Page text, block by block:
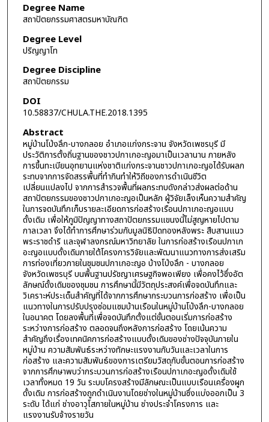
Degree Name
สถาปัตยกรรมศาสตรมหาบัณฑิต
Degree Level
ปริญญาโท
Degree Discipline
สถาปัตยกรรม
DOI
10.58837/CHULA.THE.2018.1395
Abstract
หมู่บ้านโป่งลึก-บางกลอย อำเภอแก่งกระจาน จังหวัดเพชรบุรี มี
ประวัติการตั้งถิ่นฐานของชาวปกาเกอะญอมาเป็นเวลานาน ภายหลัง
การขึ้นทะเบียนอุทยานแห่งชาติแก่งกระจานชาวปกาเกอะญอได้รับผลก
ระทบจากการจัดสรรพื้นที่ทำกินทำให้วิถีของการดำเนินชีวิต
เปลี่ยนแปลงไป จากการสำรวจพื้นที่ผลกระทบดังกล่าวส่งผลต่อด้าน
สถาปัตยกรรมของชาวปกาเกอะญอเป็นหลัก ผู้วิจัยเล็งเห็นความสำคัญ
ในการจดบันทึกเก็บรายละเอียดการก่อสร้างเรือนปกาเกอะญอแบบ
ดั้งเดิม เพื่อให้ภูมิปัญญาทางสถาปัตยกรรมแขนงนี้ไม่สูญหายไปตาม
กาลเวลา จึงได้ทำการศึกษาร่วมกับมูลนิธิปิดทองหลังพระ สืบสานแนว
พระราชดำริ และจุฬาลงกรณ์มหาวิทยาลัย ในการก่อสร้างเรือนปกาเก
อะญอแบบดั้งเดิมภายใต้โครงการวิจัยและพัฒนาแนวทางการส่งเสริม
การท่องเที่ยวภายในชุมชนปกาเกอะญอ บ้างโป่งลึก - บางกลอย
จังหวัดเพชรบุรี บนพื้นฐานปรัชญาเศรษฐกิจพอเพียง เพื่อคงไว้ซึ่งอัต
ลักษณ์ดั้งเดิมของชุมชน การศึกษานี้มีวัตถุประสงค์เพื่อจดบันทึกและ
วิเคราะห์ประเด็นสำคัญที่ได้จากการศึกษากระบวนการก่อสร้าง เพื่อเป็น
แนวทางในการปรับปรุงซ่อมแซมบ้านเรือนในหมู่บ้านโป่งลึก-บางกลอย
ในอนาคต โดยลงพื้นที่เพื่อจดบันทึกตั้งแต่ขั้นตอนเริ่มการก่อสร้าง
ระหว่างการก่อสร้าง ตลอดจนถึงหลังการก่อสร้าง โดยเน้นความ
สำคัญถึงเรื่องเทคนิคการก่อสร้างแบบดั้งเดิมของช่างปัจจุบันภายใน
หมู่บ้าน ความสัมพันธ์ระหว่างทักษะแรงงานกับวันและเวลาในการ
ก่อสร้าง และความสัมพันธ์ของการเตรียมวัสดุกับขั้นตอนการก่อสร้าง
จากการศึกษาพบว่ากระบวนการก่อสร้างเรือนปกาเกอะญอดั้งเดิมใช้
เวลาทั้งหมด 19 วัน ระบบโครงสร้างมีลักษณะเป็นแบบเรือนเครื่องผูก
ดั้งเดิม การก่อสร้างถูกดำเนินงานโดยช่างในหมู่บ้านซึ่งแบ่งออกเป็น 3
ระดับ ได้แก่ ช่างอาวุโสภายในหมู่บ้าน ช่างประจำโครงการ และ
แรงงานรับจ้างรายวัน